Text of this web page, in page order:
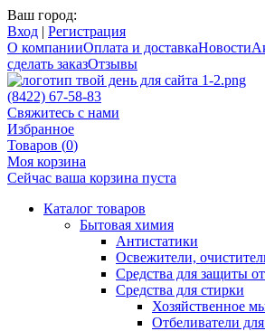
Ваш город:
Вход | Регистрация
О компанииОплата и доставкаНовости
сделать заказОтзывы
(8422) 67-58-83
Свяжитесь с нами
Избранное
Товаров (0)
Моя корзина
Сейчас ваша корзина пуста
Каталог товаров
Бытовая химия
Антистатики
Освежители,
Средства для защиты
Средства для стирки
Хозяйственное
Отбеливатели